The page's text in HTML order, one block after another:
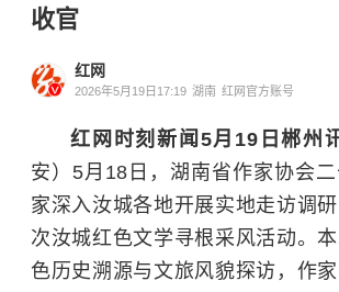
收官
红网
2026年5月19日17:19 湖南 红网官方账号
红网时刻新闻5月19日郴州
安）5月18日，湖南省作家协会
家深入汝城各地开展实地走访调
次汝城红色文学寻根采风活动。
色历史溯源与文旅风貌探访，作